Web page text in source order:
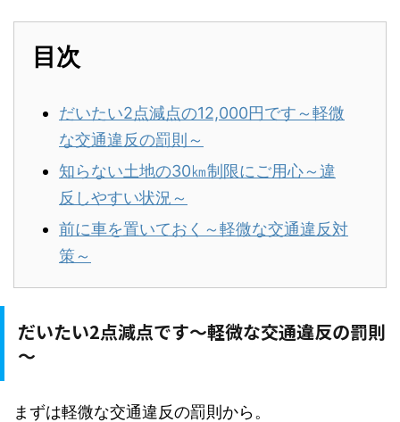
目次
だいたい2点減点の12,000円です～軽微
な交通違反の罰則～
知らない土地の30㎞制限にご用心～違
反しやすい状況～
前に車を置いておく～軽微な交通違反対
策～
だいたい2点減点です～軽微な交通違反の罰則
～
まずは軽微な交通違反の罰則から。